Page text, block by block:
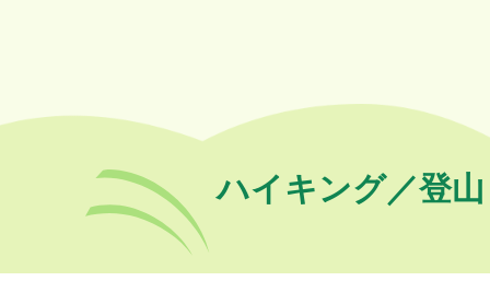
ハイキング／登山